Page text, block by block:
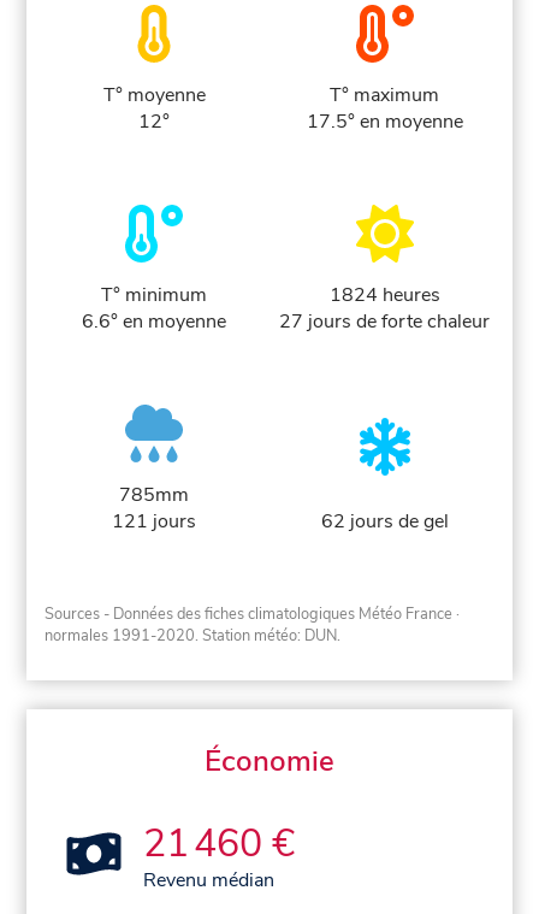
T° moyenne
12°
T° maximum
17.5° en moyenne
T° minimum
6.6° en moyenne
1824 heures
27 jours de forte chaleur
785mm
121 jours
62 jours de gel
Sources - Données des fiches climatologiques Météo France ·
normales 1991-2020. Station météo: DUN.
Économie
21 460 €
Revenu médian